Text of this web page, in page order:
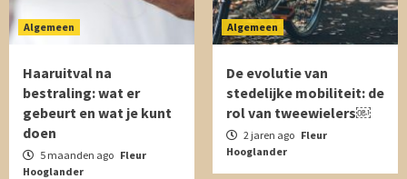
Algemeen
Haaruitval na
bestraling: wat er
gebeurt en wat je kunt
doen
5 maanden ago Fleur
Hooglander
Algemeen
De evolutie van
stedelijke mobiliteit: de
rol van tweewielers￼
2 jaren ago Fleur
Hooglander